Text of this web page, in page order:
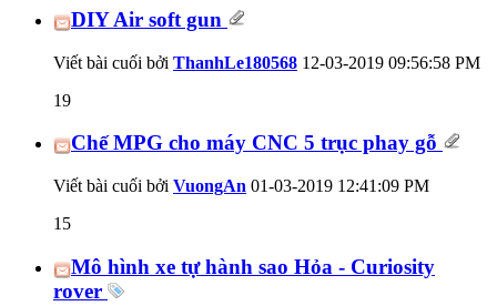
DIY Air soft gun
Viết bài cuối bởi ThanhLe180568 12-03-2019 09:56:58 PM
19
Chế MPG cho máy CNC 5 trục phay gỗ
Viết bài cuối bởi VuongAn 01-03-2019 12:41:09 PM
15
Mô hình xe tự hành sao Hỏa - Curiosity
rover